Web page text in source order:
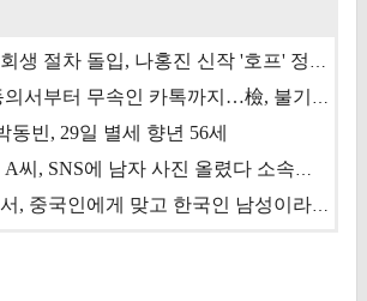
메가박스중앙 회생 절차 돌입, 나홍진 신작 '호프' 정상 개봉에 쏠린 시선 [상반기 결산 기획]
민희진 입사 동의서부터 무속인 카톡까지…檢, 불기소 처분 근거들 [이슈&톡]
동빈, 29일 별세 향년 56세
아이돌 연습생 A씨, SNS에 남자 사진 올렸다 소속사 퇴출
대만 인플루언서, 중국인에게 맞고 한국인 남성이라 진술 '후폭풍'